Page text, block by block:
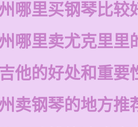
哪里买钢琴比较
哪里卖尤克里里
他的好处和重要
卖钢琴的地方推